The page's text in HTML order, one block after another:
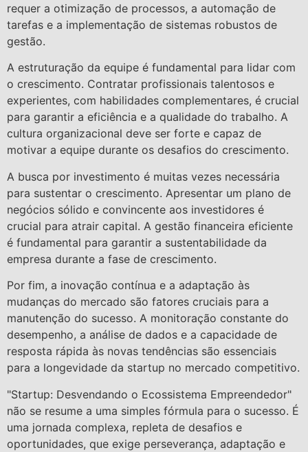
requer a otimização de processos, a automação de
tarefas e a implementação de sistemas robustos de
gestão.
A estruturação da equipe é fundamental para lidar com
o crescimento. Contratar profissionais talentosos e
experientes, com habilidades complementares, é crucial
para garantir a eficiência e a qualidade do trabalho. A
cultura organizacional deve ser forte e capaz de
motivar a equipe durante os desafios do crescimento.
A busca por investimento é muitas vezes necessária
para sustentar o crescimento. Apresentar um plano de
negócios sólido e convincente aos investidores é
crucial para atrair capital. A gestão financeira eficiente
é fundamental para garantir a sustentabilidade da
empresa durante a fase de crescimento.
Por fim, a inovação contínua e a adaptação às
mudanças do mercado são fatores cruciais para a
manutenção do sucesso. A monitoração constante do
desempenho, a análise de dados e a capacidade de
resposta rápida às novas tendências são essenciais
para a longevidade da startup no mercado competitivo.
"Startup: Desvendando o Ecossistema Empreendedor"
não se resume a uma simples fórmula para o sucesso. É
uma jornada complexa, repleta de desafios e
oportunidades, que exige perseverança, adaptação e